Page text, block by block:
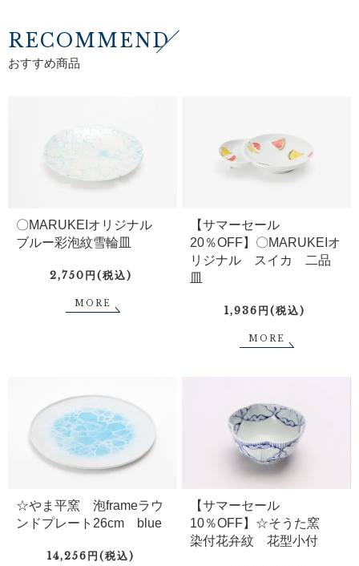
RECOMMEND
おすすめ商品
〇MARUKEIオリジナル
ブルー彩泡紋雪輪皿
2,750円(税込)
MORE
【サマーセール
20％OFF】〇MARUKEIオ
リジナル スイカ 二品
皿
1,936円(税込)
MORE
☆やま平窯 泡frameラウ
ンドプレート26cm blue
14,256円(税込)
【サマーセール
10％OFF】☆そうた窯
染付花弁紋 花型小付